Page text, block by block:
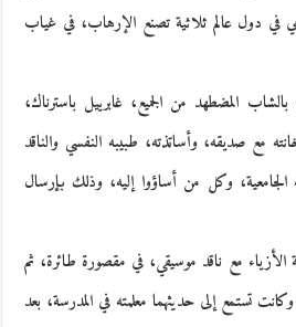
في دول عالم ثلاثية تصنع الإرهاب، في غياب
بالشاب المضطهد من الجميع، غابرييل باسترناك،
مع صديقه، وأساتذته، طبيبه النفسي والناقد
وكل من أساؤوا إليه، وذلك بإرسال
مع ناقد موسيقي، في مقصورة طائرة، ثم
تستمع إلى حديثهما معلمته في المدرسة، بعد